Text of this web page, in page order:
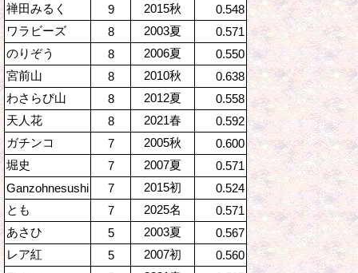
禅田みるく
9 2015秋
0.548
ワラビーズ
8 2003夏
0.571
のりぞう
8 2006夏
0.550
宮前山
8 2010秋
0.638
わさらび山
8 2012夏
0.558
天人花
8 2021春
0.592
ガチンコ
7 2005秋
0.600
堀史
7 2007夏
0.571
Ganzohnesushi
7 2015初
0.524
とも
7 2025名
0.571
あさひ
5 2003夏
0.567
レア紅
5 2007初
0.560